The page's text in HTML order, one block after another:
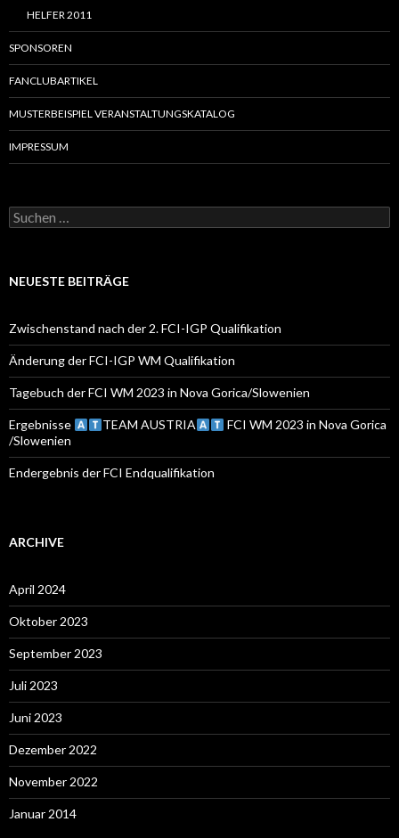
HELFER 2011
SPONSOREN
FANCLUBARTIKEL
MUSTERBEISPIEL VERANSTALTUNGSKATALOG
IMPRESSUM
S
u
e
c
h
:
NEUESTE BEITRÄGE
Zwischenstand nach der 2. FCI-IGP Qualifikation
Änderung der FCI-IGP WM Qualifikation
Tagebuch der FCI WM 2023 in Nova Gorica/Slowenien
Ergebnisse TEAM AUSTRIA
FCI WM 2023 in Nova Gorica
/Slowenien
Endergebnis der FCI Endqualifikation
ARCHIVE
April 2024
Oktober 2023
September 2023
Juli 2023
Juni 2023
Dezember 2022
November 2022
Januar 2014